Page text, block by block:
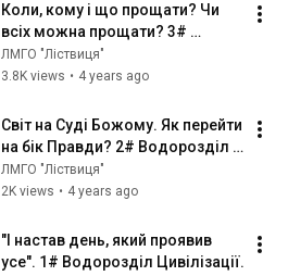
Коли, кому і що прощати? Чи
всіх можна прощати? 3#
Водорозділ Цивілізації.
ЛМГО "Ліствиця"
3.8K views • 4 years ago
Світ на Суді Божому. Як перейти
на бік Правди? 2# Водорозділ
Цивілізації.
ЛМГО "Ліствиця"
2K views • 4 years ago
"І настав день, який проявив
усе". 1# Водорозділ Цивілізації.